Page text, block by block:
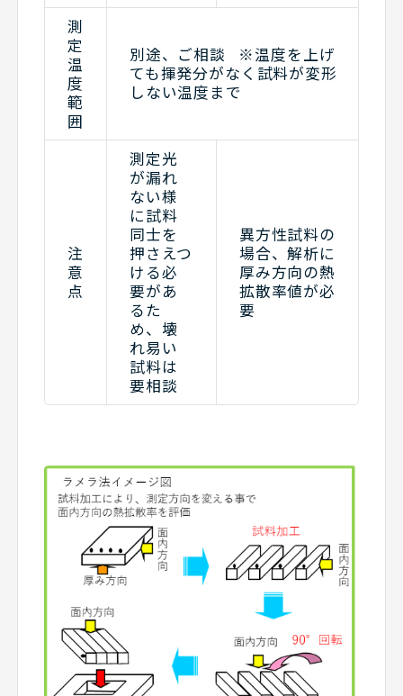
測
定
温
度
範
囲
別途、ご相談 ※温度を上げ
ても揮発分がなく試料が変形
しない温度まで
注
意
点
測定光
が漏れ
ない様
に試料
同士を
押さえつ
ける必
要があ
るた
め、壊
れ易い
試料は
要相談
異方性試料の
場合、解析に
厚み方向の熱
拡散率値が必
要